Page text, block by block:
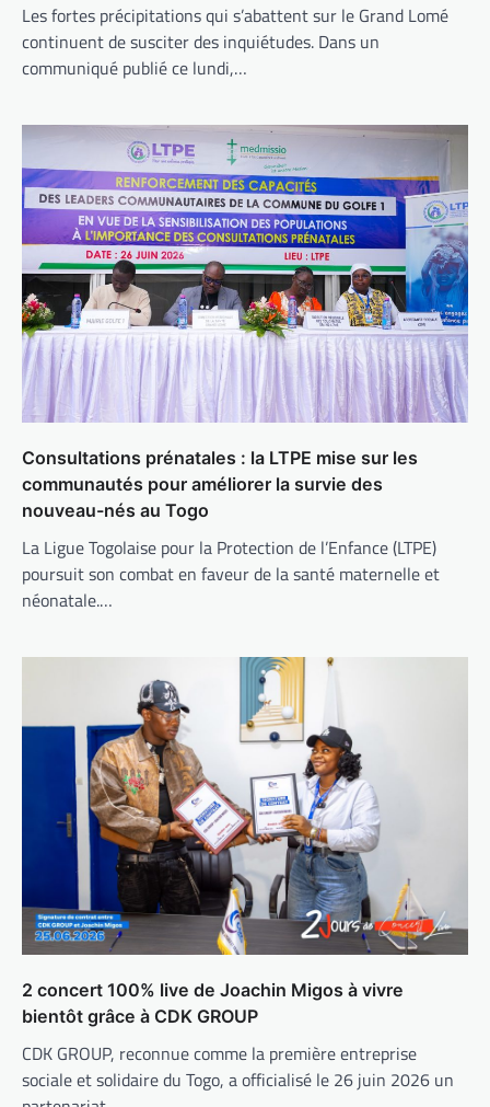
Les fortes précipitations qui s’abattent sur le Grand Lomé
continuent de susciter des inquiétudes. Dans un
communiqué publié ce lundi,…
Consultations prénatales : la LTPE mise sur les
communautés pour améliorer la survie des
nouveau-nés au Togo
La Ligue Togolaise pour la Protection de l’Enfance (LTPE)
poursuit son combat en faveur de la santé maternelle et
néonatale.…
2 concert 100% live de Joachin Migos à vivre
bientôt grâce à CDK GROUP
CDK GROUP, reconnue comme la première entreprise
sociale et solidaire du Togo, a officialisé le 26 juin 2026 un